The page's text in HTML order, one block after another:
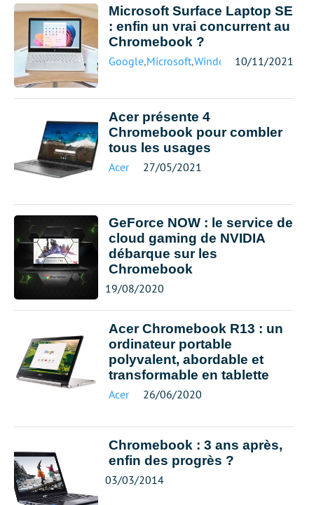
Microsoft Surface Laptop SE
: enfin un vrai concurrent au
Chromebook ?
Google,Microsoft,Windows 1110/11/2021
Acer présente 4
Chromebook pour combler
tous les usages
Acer 27/05/2021
GeForce NOW : le service de
cloud gaming de NVIDIA
débarque sur les
Chromebook
19/08/2020
Acer Chromebook R13 : un
ordinateur portable
polyvalent, abordable et
transformable en tablette
Acer 26/06/2020
Chromebook : 3 ans après,
enfin des progrès ?
03/03/2014